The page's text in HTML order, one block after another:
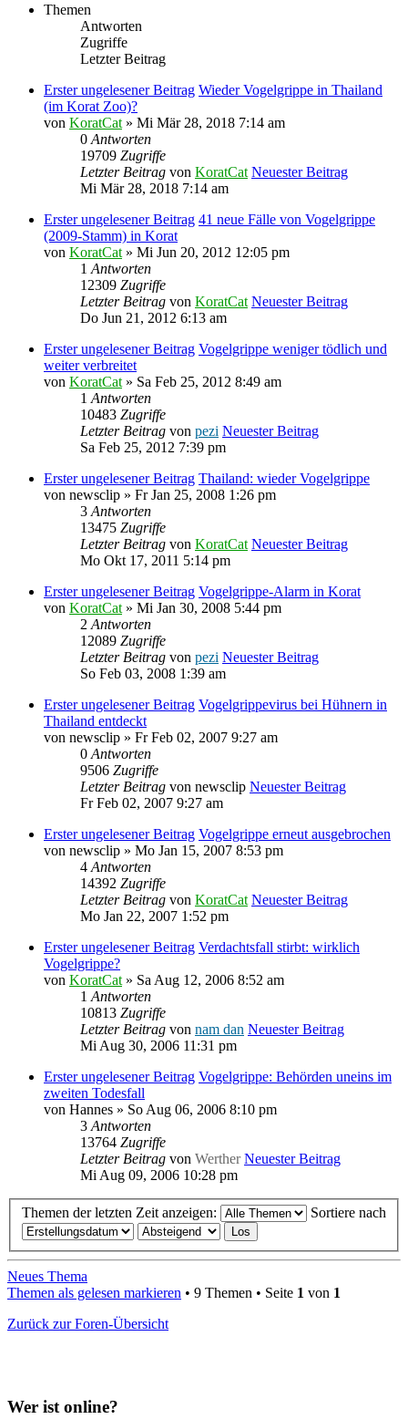
Themen
Antworten
Zugriffe
Letzter Beitrag
Erster ungelesener Beitrag Wieder Vogelgrippe in Thailand
(im Korat Zoo)?
von KoratCat » Mi Mär 28, 2018 7:14 am
0 Antworten
19709 Zugriffe
Letzter Beitrag von KoratCat Neuester Beitrag
Mi Mär 28, 2018 7:14 am
Erster ungelesener Beitrag 41 neue Fälle von Vogelgrippe
(2009-Stamm) in Korat
von KoratCat » Mi Jun 20, 2012 12:05 pm
1 Antworten
12309 Zugriffe
Letzter Beitrag von KoratCat Neuester Beitrag
Do Jun 21, 2012 6:13 am
Erster ungelesener Beitrag Vogelgrippe weniger tödlich und
weiter verbreitet
von KoratCat » Sa Feb 25, 2012 8:49 am
1 Antworten
10483 Zugriffe
Letzter Beitrag von pezi Neuester Beitrag
Sa Feb 25, 2012 7:39 pm
Erster ungelesener Beitrag Thailand: wieder Vogelgrippe
von newsclip » Fr Jan 25, 2008 1:26 pm
3 Antworten
13475 Zugriffe
Letzter Beitrag von KoratCat Neuester Beitrag
Mo Okt 17, 2011 5:14 pm
Erster ungelesener Beitrag Vogelgrippe-Alarm in Korat
von KoratCat » Mi Jan 30, 2008 5:44 pm
2 Antworten
12089 Zugriffe
Letzter Beitrag von pezi Neuester Beitrag
So Feb 03, 2008 1:39 am
Erster ungelesener Beitrag Vogelgrippevirus bei Hühnern in
Thailand entdeckt
von newsclip » Fr Feb 02, 2007 9:27 am
0 Antworten
9506 Zugriffe
Letzter Beitrag von newsclip Neuester Beitrag
Fr Feb 02, 2007 9:27 am
Erster ungelesener Beitrag Vogelgrippe erneut ausgebrochen
von newsclip » Mo Jan 15, 2007 8:53 pm
4 Antworten
14392 Zugriffe
Letzter Beitrag von KoratCat Neuester Beitrag
Mo Jan 22, 2007 1:52 pm
Erster ungelesener Beitrag Verdachtsfall stirbt: wirklich
Vogelgrippe?
von KoratCat » Sa Aug 12, 2006 8:52 am
1 Antworten
10813 Zugriffe
Letzter Beitrag von nam dan Neuester Beitrag
Mi Aug 30, 2006 11:31 pm
Erster ungelesener Beitrag Vogelgrippe: Behörden uneins im
zweiten Todesfall
von Hannes » So Aug 06, 2006 8:10 pm
3 Antworten
13764 Zugriffe
Letzter Beitrag von Werther Neuester Beitrag
Mi Aug 09, 2006 10:28 pm
Themen der letzten Zeit anzeigen: Sortiere nach
Neues Thema
Themen als gelesen markieren • 9 Themen • Seite 1 von 1
Zurück zur Foren-Übersicht
Wer ist online?